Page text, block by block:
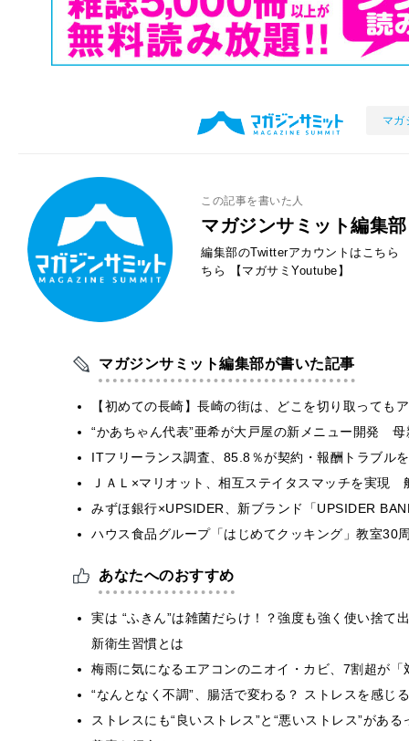
マガ
この記事を書いた人
マガジンサミット編集部
編集部のTwitterアカウントはこちら
ちら
【マガサミYoutube】
マガジンサミット編集部が書いた記事
【初めての長崎】長崎の街は、どこを切り取って
“かあちゃん代表”亜希が大戸屋の新メニュー開発
ITフリーランス調査、85.8％が契約・報酬トラブ
ＪＡＬ×マリオット、相互ステイタスマッチを実
みずほ銀行×UPSIDER、新ブランド「UPSIDER
ハウス食品グループ「はじめてクッキング」教室
あなたへのおすすめ
実は “ふきん”は雑菌だらけ！？強度も強く使い捨て
新衛⽣習慣とは
梅雨に気になるエアコンのニオイ・カビ、7割超が
“なんとなく不調”、腸活で変わる？ ストレスを感じ
ストレスにも“良いストレス”と“悪いストレス”があ